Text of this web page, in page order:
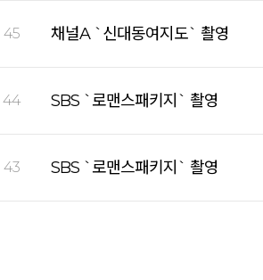
45 채널A `신대동여지도` 촬영
44 SBS `로맨스패키지` 촬영
43 SBS `로맨스패키지` 촬영